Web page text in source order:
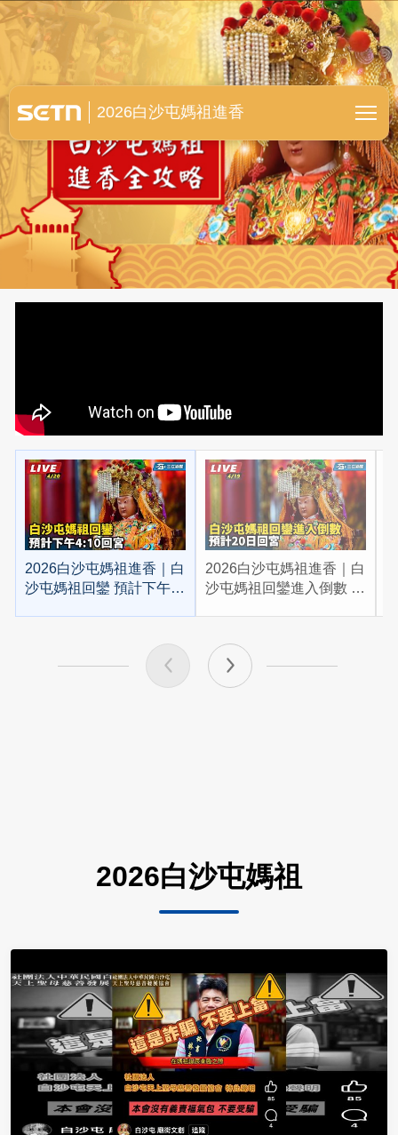
白沙屯媽祖進香全紀錄
2026白沙屯媽祖進香
2026白沙屯媽祖進香｜白
沙屯媽祖回鑾 預計下午
2026白沙屯媽祖進香｜白
沙屯媽祖回鑾進入倒數 預
2026白沙屯媽祖